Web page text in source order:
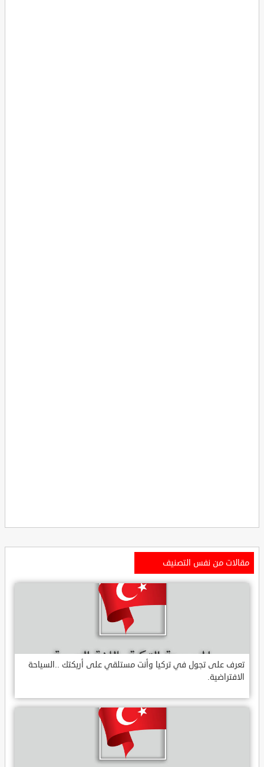
مقالات من نفس التصنيف
تعرف على تجول في تركيا وأنت مستلقي على أريكتك ..السياحة
الافتراضية.